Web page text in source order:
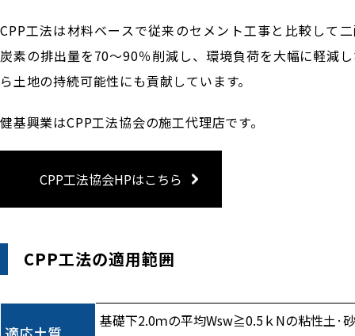
CPP工法は材料ベースで従来のセメント工事と比較して
炭素の排出量を70～90％削減し、環境負荷を大幅に軽減
ら土地の持続可能性にも貢献しています。
健基興業はCPP工法協会の施工代理店です。
CPP工法協会HPはこちら
CPP工法の適用範囲
基礎下2.0ｍの平均Wsw≧0.5ｋNの粘性土·